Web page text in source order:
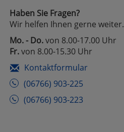
Haben Sie Fragen?
Wir helfen Ihnen gerne weiter.
Mo. - Do.von 8.00-17.00 Uhr
Fr.von 8.00-15.30 Uhr
Kontaktformular
(06766) 903-225
(06766) 903-223